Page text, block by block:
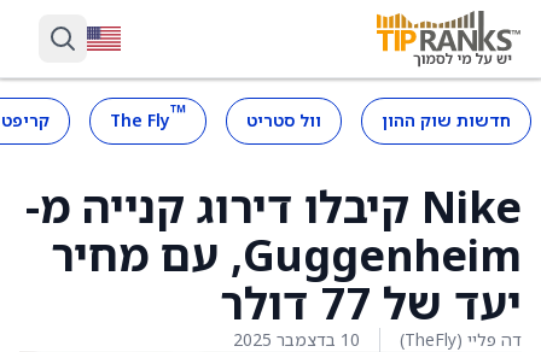
חדשות שוק ההון וול סטריט ™
The Fly
Nike קיבלו דירוג קנייה מ-
Guggenheim, עם מחיר
יעד של 77 דולר
דה פליי (TheFly) 10 בדצמבר 2025